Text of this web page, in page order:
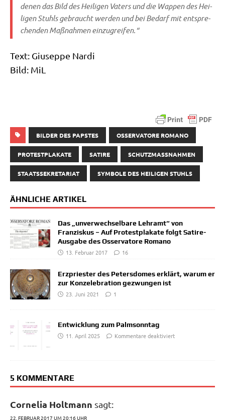
denen das Bild des Hei­li­gen Vaters und die Wap­pen des Hei­
li­gen Stuhls gebraucht wer­den und bei Bedarf mit ent­spre­
chen­den Maß­nah­men einzugreifen.“
Text: Giu­sep­pe Nardi
Bild: MiL
BILDER DES PAPSTES OSSERVATORE ROMANO
PROTESTPLAKATE SATIRE SCHUTZMASSNAHMEN
STAATSSEKRETARIAT SYMBOLE DES HEILIGEN STUHLS
ÄHNLICHE ARTIKEL
Das „unverwechselbare Lehramt“ von
Franziskus – Auf Protestplakate folgt Satire-
Ausgabe des Osservatore Romano
13. Februar 2017
16
Erzpriester des Petersdomes erklärt, warum er
zur Konzelebration gezwungen ist
23. Juni 2021
1
Entwicklung zum Palmsonntag
11. April 2025
Kommentare deaktiviert
5 KOMMENTARE
Cornelia Holtmann sagt:
22. FEBRUAR 2017 UM 20:16 UHR